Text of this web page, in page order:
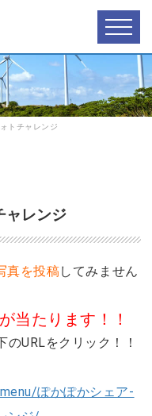
トチャレンジ
ャレンジ
真を投稿してみません
当たります！！
のURLをクリック！！
ぽかぽかシェア-